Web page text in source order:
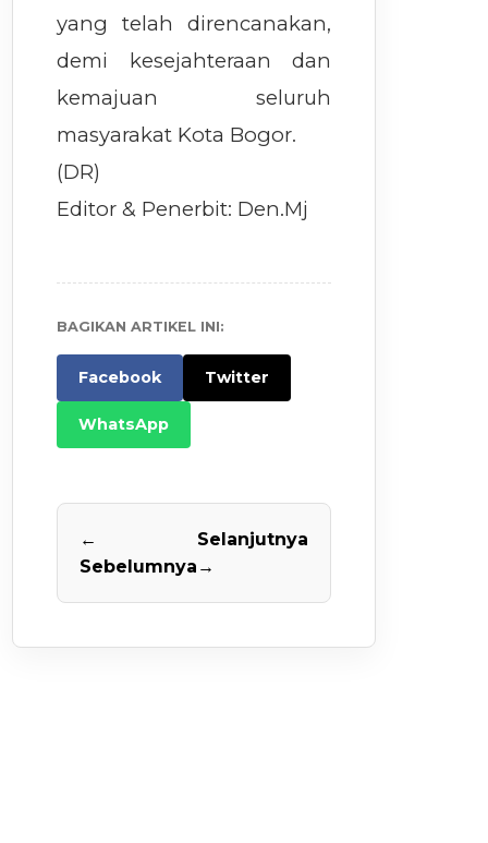
yang telah direncanakan,
demi kesejahteraan dan
kemajuan seluruh
masyarakat Kota Bogor.
(DR)
Editor & Penerbit: Den.Mj
BAGIKAN ARTIKEL INI:
Facebook Twitter
WhatsApp
←
Sebelumnya
Selanjutnya
→